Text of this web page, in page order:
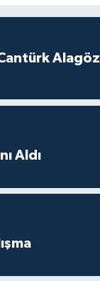
Alagöz
Aldı